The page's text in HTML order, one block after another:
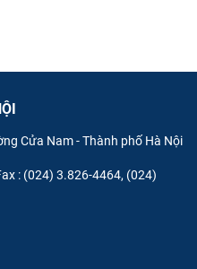
Cửa Nam - Thành phố Hà Nội
: (024) 3.826-4464, (024)